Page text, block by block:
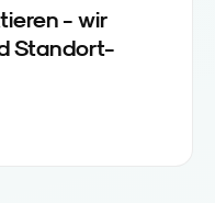
- wir
Standort-